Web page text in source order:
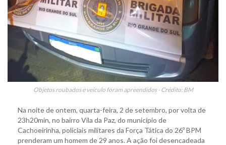
Objetos roubados e veículo foram apreendidos - Crédito: BM
Na noite de ontem, quarta-feira, 2 de setembro, por volta de
23h20min, no bairro Vila da Paz, do município de
Cachoeirinha, policiais militares da Força Tática do 26º BPM
prenderam um homem de 29 anos. A ação foi desencadeada